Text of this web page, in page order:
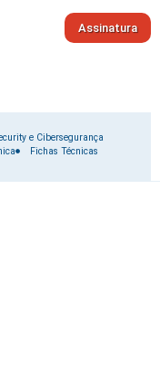
Assinatura
e Cibersegurança
Fichas Técnicas